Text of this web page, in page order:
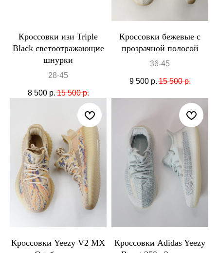
Кроссовки изи Triple
Black светоотражающие
шнурки
28-45
8 500 р. 15 500 р.
Кроссовки бежевые с
прозрачной полосой
36-45
9 500 р. 15 500 р.
Кроссовки Yeezy V2 MX
Кроссовки Adidas Yeezy